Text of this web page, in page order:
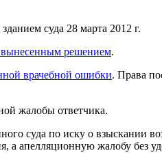
суда 28 марта 2012 г.
вынесенным решением.
врачебной ошибки. Права
жалобы ответчика.
суда по иску о взыскании
а апелляционную жалобу без